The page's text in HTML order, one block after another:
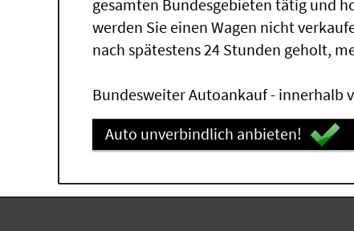
gesamten Bundesgebieten tätig und
werden Sie einen Wagen nicht
nach spätestens 24 Stunden geholt,
Bundesweiter Autoankauf - innerhalb
Auto unverbindlich anbieten!